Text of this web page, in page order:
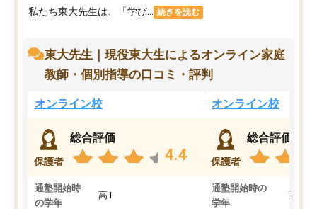
私たち東大先生は、「学び... 続きを読む
東大先生｜現役東大生によるオンライン家庭
教師・個別指導の口コミ・評判
オンライン校
保護者
総合評価
4.4
通塾開始時
の学年
高1
オンライン校
保護者
総合評価
通塾開始時の
学年
高3